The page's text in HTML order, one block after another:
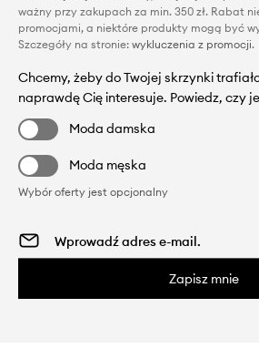
ważny przy zakupach za min. 350 zł. Rabat
promocjami, a niektóre produkty mogą być
Szczegóły na stronie: wykluczenia z promocji.
Chcemy, żeby do Twojej skrzynki
naprawdę Cię interesuje. Powiedz, czy
Moda damska
Moda męska
Wybór oferty jest opcjonalny
Zapisz mnie